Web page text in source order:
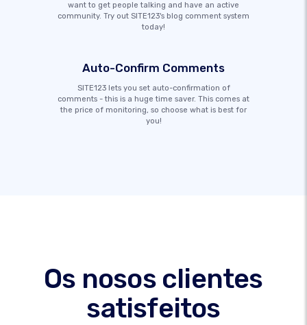
want to get people talking and have an active
community. Try out SITE123's blog comment system
today!
Auto-Confirm Comments
SITE123 lets you set auto-confirmation of
comments - this is a huge time saver. This comes at
the price of monitoring, so choose what is best for
you!
Os nosos clientes
satisfeitos